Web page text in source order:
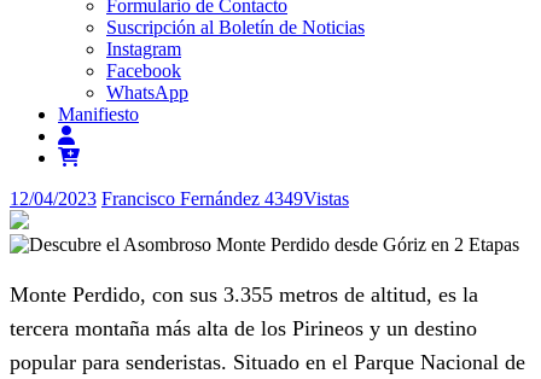
Formulario de Contacto
Suscripción al Boletín de Noticias
Instagram
Facebook
WhatsApp
Manifiesto
12/04/2023 Francisco Fernández 4349Vistas
Monte Perdido, con sus 3.355 metros de altitud, es la
tercera montaña más alta de los Pirineos y un destino
popular para senderistas. Situado en el Parque Nacional de